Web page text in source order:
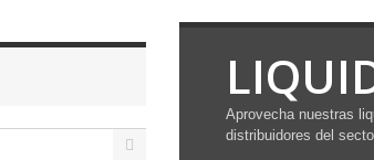
Aprovecha nuestras
distribuidores del